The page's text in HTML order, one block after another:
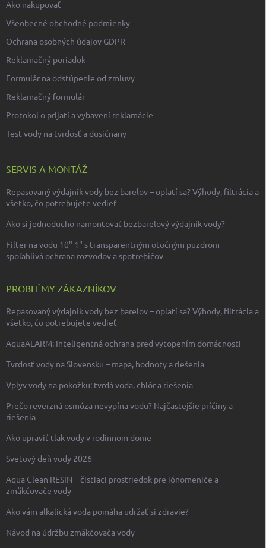
Ako nakupovať
Všeobecné obchodné podmienky
Ochrana osobných údajov GDPR
Reklamačný poriadok
Formulár na odstúpenie od zmluvy
Reklamačný formulár
Protokol o prijatí a vybavení reklamácie
Test vody na tvrdosť a dusičnany
SERVIS A MONTÁŽ
Repasovaný výdajník vody bez barelov – oplatí sa? Výhody, filtrácia a
všetko, čo potrebujete vedieť
Ako si jednoducho namontovať bezbarelový výdajník vody?
Filter na vodu 10" 1" s transparentným otočným puzdrom –
spoľahlivá ochrana rozvodov a spotrebičov
PROBLÉMY ZÁKAZNÍKOV
Repasovaný výdajník vody bez barelov – oplatí sa? Výhody, filtrácia a
všetko, čo potrebujete vedieť
AquaALARM: Inteligentná ochrana pred vytopením domácnosti
Tvrdosť vody na Slovensku – mapa, hodnoty a riešenia
Vplyv vody na pokožku: tvrdá voda, chlór a riešenia
Prečo reverzná osmóza nevypína vodu? Najčastejšie príčiny a
riešenia
Ako upraviť tlak vody v rodinnom dome
Svetový deň vody 2026
Aqua Clean RESIN – čistiaci prostriedok pre iónomeniče a
zmäkčovače vody
Ako vám alkalická voda pomáha udržať si zdravie?
Návod na údržbu zmäkčovača vody